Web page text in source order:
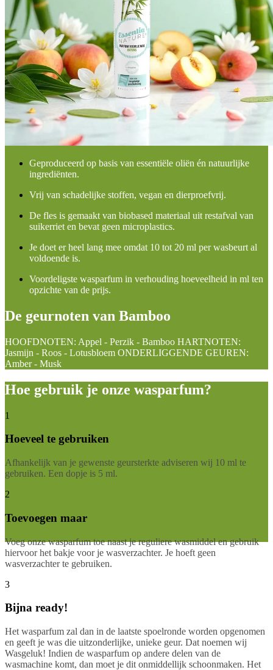
Geproduceerd op basis van essentiële oliën én natuurlijke
ingrediënten.
Vrij van schadelijke stoffen, vegan en dierproefvrij.
De fles is gemaakt van biobased materiaal uit restafval van
suikerriet en bevat geen microplastics.
Je doet er heel lang mee omdat 10 tot 20 ml per wasbeurt al
voldoende is.
Voordeligste wasparfum in verhouding hoeveelheid in ml ten
opzichte van de prijs.
De geurnoten van Bamboo
HOOFDNOTEN: Appel - Perzik - Bamboo HARTNOTEN:
Jasmijn - Roos - Lotusbloem ONDERLIGGENDE GEUREN:
Amber - Musk
Hoe gebruik je onze wasparfum?
1
Hoeveel te gebruiken
Afhankelijk van je gewenste geursterkte adviseren wij 10 ml te
gebruiken. Een dopje is 5 ml.
2
Toevoegen maar
Voeg onze wasparfum toe naast je reguliere wasmiddel en gebruik
hiervoor het bakje voor je wasverzachter. Je hoeft geen
wasverzachter te gebruiken.
3
Bijna ready!
Het wasparfum zal dan in de laatste spoelronde worden opgenomen
en geeft je was die uitzonderlijke, unieke geur. Dat noemen wij
Wasgeluk! Indien de wasparfum op andere delen van de
wasmachine komt, dan moet je dit onmiddellijk schoonmaken. Het